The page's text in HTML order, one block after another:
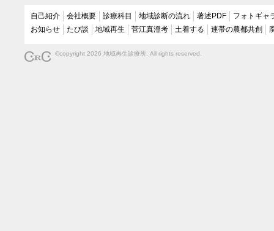
自己紹介 会社概要 診療科目 地域診断の流れ 著述PDF
フォトギャ
お知らせ
たび談 地域再生 菅江真澄考 土着する 連帯の農都共創
©copyright 2026 地域再生診療所. All rights reserved.